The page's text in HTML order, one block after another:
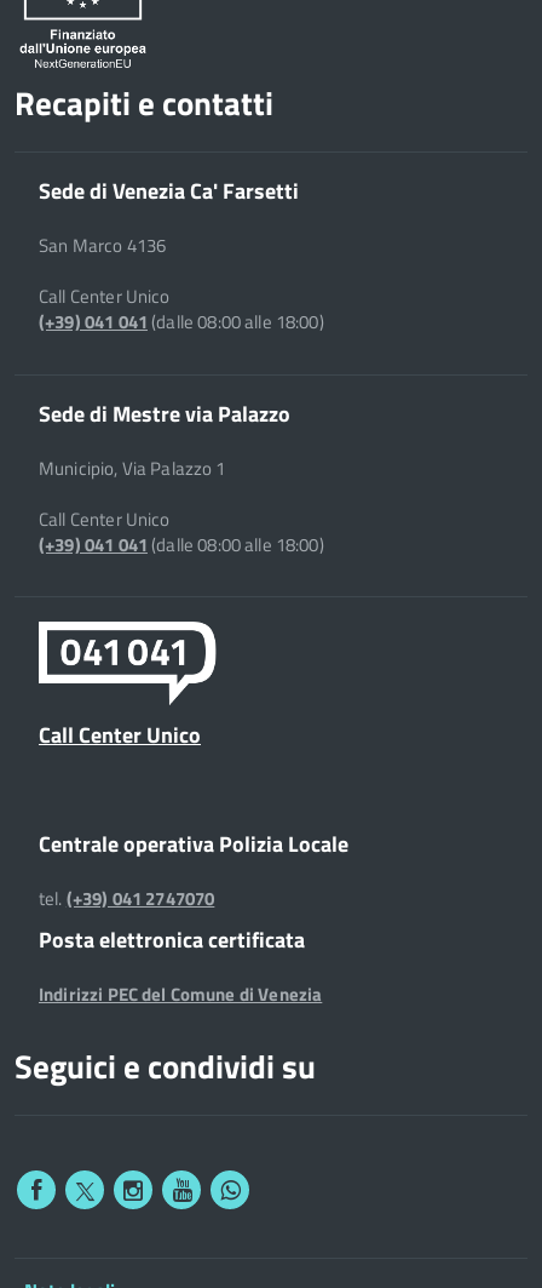
Recapiti e contatti
Sede di Venezia Ca' Farsetti
San Marco 4136
Call Center Unico
(+39) 041 041(dalle 08:00 alle 18:00)
Sede di Mestre via Palazzo
Municipio, Via Palazzo 1
Call Center Unico
(+39) 041 041(dalle 08:00 alle 18:00)
Call Center Unico
Centrale operativa Polizia Locale
tel.(+39) 041 2747070
Posta elettronica certificata
Indirizzi PEC del Comune di Venezia
Seguici e condividi su